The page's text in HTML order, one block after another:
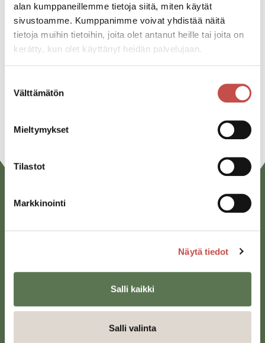
alan kumppaneillemme tietoja siitä, miten käytät
sivustoamme. Kumppanimme voivat yhdistää näitä
tietoja muihin tietoihin, joita olet antanut heille tai joita on
kerätty, kun olet käyttänyt heidän palvelujaan.
valinta
Välttämätön
Mieltymykset
Tilastot
Markkinointi
Näytä tiedot
Salli kaikki
Salli valinta
Jaa tapahtuma:
Facebook
43100 Saarijärvi